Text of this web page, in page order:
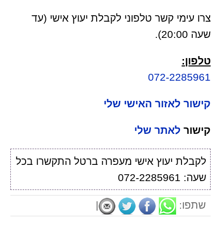
צרו עימי קשר טלפוני לקבלת יעוץ אישי (עד
שעה 20:00).
טלפון:
072-2285961
קישור לאזור האישי שלי
קישור לאתר שלי
לקבלת יעוץ אישי מעפרה ברטל התקשרו בכל
שעה: 072-2285961
שתפו: |